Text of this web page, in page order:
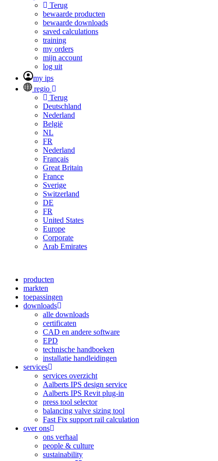
Terug
bewaarde producten
bewaarde downloads
saved calculations
training
my orders
mijn account
log uit
my ips
regio
Terug
Deutschland
Nederland
België
NL
FR
Nederland
Français
Great Britain
France
Sverige
Switzerland
DE
FR
United States
Europe
Corporate
Arab Emirates
producten
markten
toepassingen
downloads
alle downloads
certificaten
CAD en andere software
EPD
technische handboeken
installatie handleidingen
services
services overzicht
Aalberts IPS design service
Aalberts IPS Revit plug-in
press tool selector
balancing valve sizing tool
Fast Fix support rail calculation
over ons
ons verhaal
people & culture
sustainability